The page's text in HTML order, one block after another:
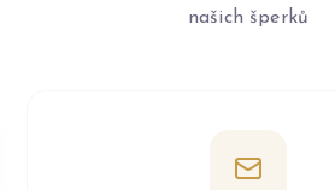
našich šperků